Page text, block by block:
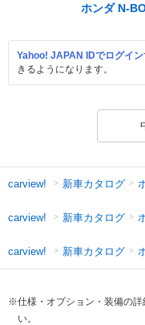
ホンダ N-
Yahoo! JAPAN IDでログイン
きるようになります。
carview! 新車カタログ
carview! 新車カタログ
carview! 新車カタログ
※仕様・オプション・装備の詳
い。